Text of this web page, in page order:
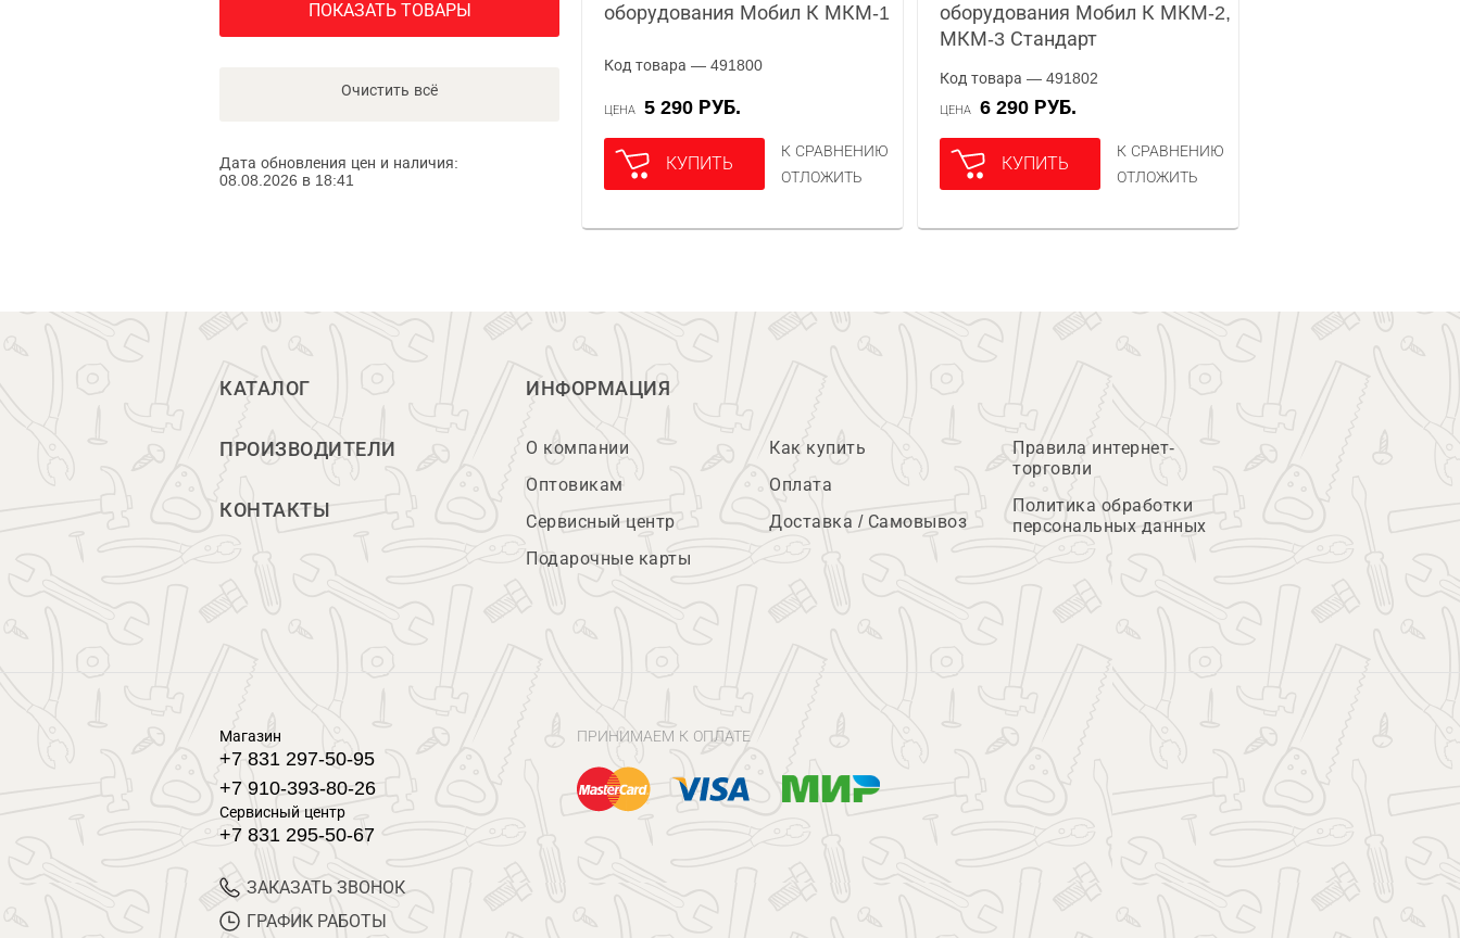
ПОКАЗАТЬ ТОВАРЫ
Очистить всё
Дата обновления цен и наличия:
08.08.2026 в 18:41
оборудования Мобил К МКМ-1
Код товара — 491800
ЦЕНА 5 290 РУБ.
КУПИТЬ
К СРАВНЕНИЮ
ОТЛОЖИТЬ
оборудования Мобил К МКМ-2,
МКМ-3 Стандарт
Код товара — 491802
ЦЕНА 6 290 РУБ.
КУПИТЬ
К СРАВНЕНИЮ
ОТЛОЖИТЬ
КАТАЛОГ
ПРОИЗВОДИТЕЛИ
КОНТАКТЫ
ИНФОРМАЦИЯ
О компании
Оптовикам
Сервисный центр
Подарочные карты
Как купить
Оплата
Доставка / Самовывоз
Правила интернет-
торговли
Политика обработки
персональных данных
Магазин
+7 831 297-50-95
+7 910-393-80-26
Сервисный центр
+7 831 295-50-67
ЗАКАЗАТЬ ЗВОНОК
ГРАФИК РАБОТЫ
ПРИНИМАЕМ К ОПЛАТЕ